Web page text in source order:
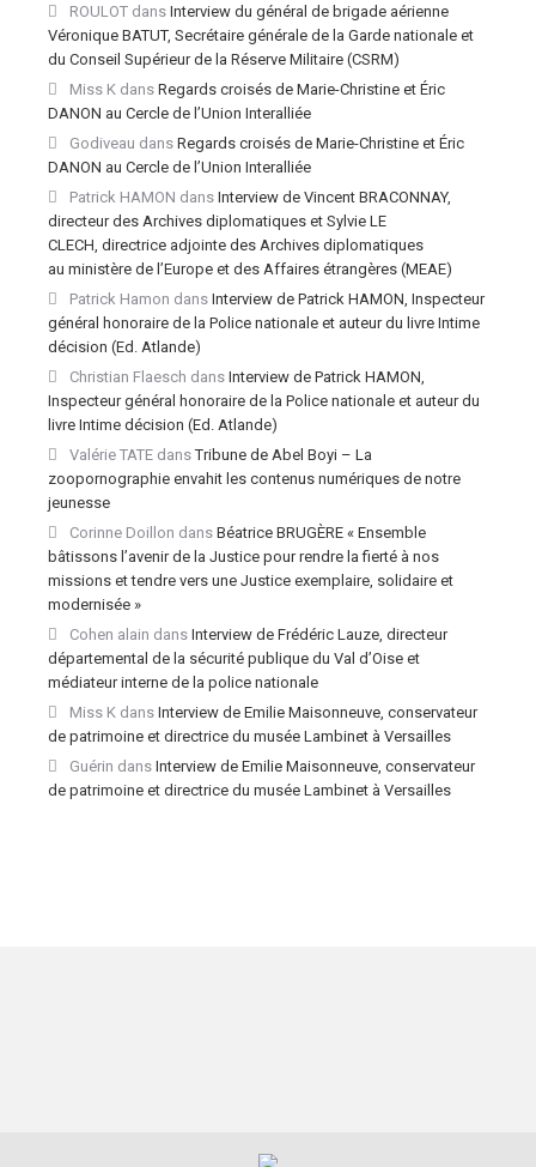
ROULOT dans Interview du général de brigade aérienne
Véronique BATUT, Secrétaire générale de la Garde nationale et
du Conseil Supérieur de la Réserve Militaire (CSRM)
Miss K dans Regards croisés de Marie-Christine et Éric
DANON au Cercle de l’Union Interalliée
Godiveau dans Regards croisés de Marie-Christine et Éric
DANON au Cercle de l’Union Interalliée
Patrick HAMON dans Interview de Vincent BRACONNAY,
directeur des Archives diplomatiques et Sylvie LE
CLECH, directrice adjointe des Archives diplomatiques
au ministère de l’Europe et des Affaires étrangères (MEAE)
Patrick Hamon dans Interview de Patrick HAMON, Inspecteur
général honoraire de la Police nationale et auteur du livre Intime
décision (Ed. Atlande)
Christian Flaesch dans Interview de Patrick HAMON,
Inspecteur général honoraire de la Police nationale et auteur du
livre Intime décision (Ed. Atlande)
Valérie TATE dansTribune de Abel Boyi – La
zoopornographie envahit les contenus numériques de notre
jeunesse
Corinne Doillon dans Béatrice BRUGÈRE « Ensemble
bâtissons l’avenir de la Justice pour rendre la fierté à nos
missions et tendre vers une Justice exemplaire, solidaire et
modernisée »
Cohen alain dans Interview de Frédéric Lauze, directeur
départemental de la sécurité publique du Val d’Oise et
médiateur interne de la police nationale
Miss K dans Interview de Emilie Maisonneuve, conservateur
de patrimoine et directrice du musée Lambinet à Versailles
Guérin dans Interview de Emilie Maisonneuve, conservateur
de patrimoine et directrice du musée Lambinet à Versailles